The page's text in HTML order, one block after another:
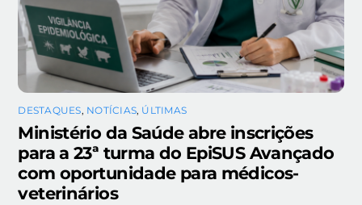
DESTAQUES, NOTÍCIAS, ÚLTIMAS
Ministério da Saúde abre inscrições
para a 23ª turma do EpiSUS Avançado
com oportunidade para médicos-
veterinários